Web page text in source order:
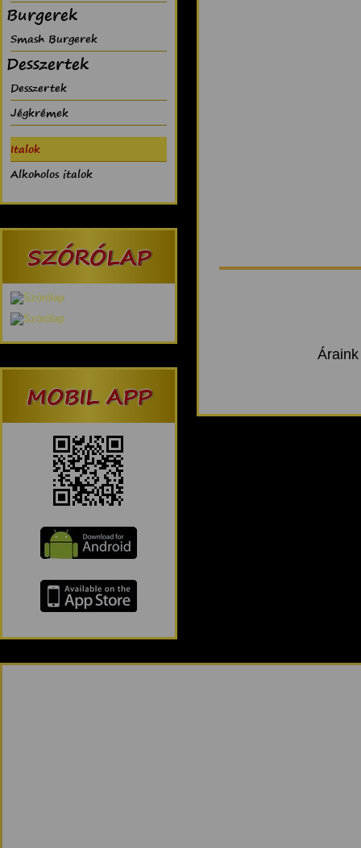
Burgerek
Smash Burgerek
Desszertek
Desszertek
Jégkrémek
Italok
Alkoholos italok
SZÓRÓLAP
MOBIL APP